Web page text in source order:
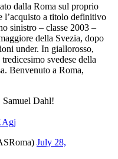
dalla Roma sul proprio
l’acquisto a titolo definitivo
sinistro – classe 2003 –
della Svezia, dopo
under. In giallorosso,
svedese della
Benvenuto a Roma,
Samuel Dahl!
July 28,